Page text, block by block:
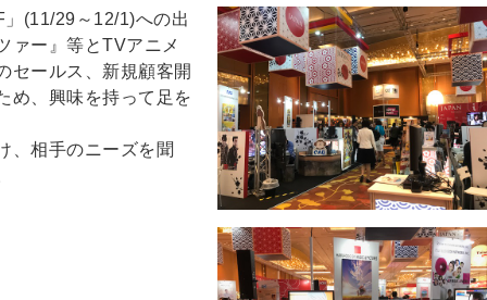
(11/29～12/1)への出
ァー』等とTVアニメ
セールス、新規顧客開
め、興味を持って足を
、相手のニーズを聞